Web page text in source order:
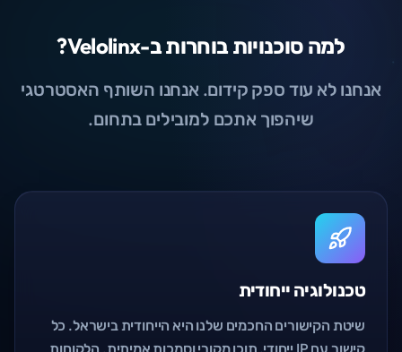
למה סוכנויות בוחרות ב-Velolinx?
אנחנו לא עוד ספק קידום. אנחנו השותף האסטרטגי
שיהפוך אתכם למובילים בתחום.
טכנולוגיה ייחודית
שיטת הקישורים החכמים שלנו היא הייחודית בישראל. כל
קישור עם IP ייחודי, תוכן מקורי וסמכות אמיתית. הלקוחות